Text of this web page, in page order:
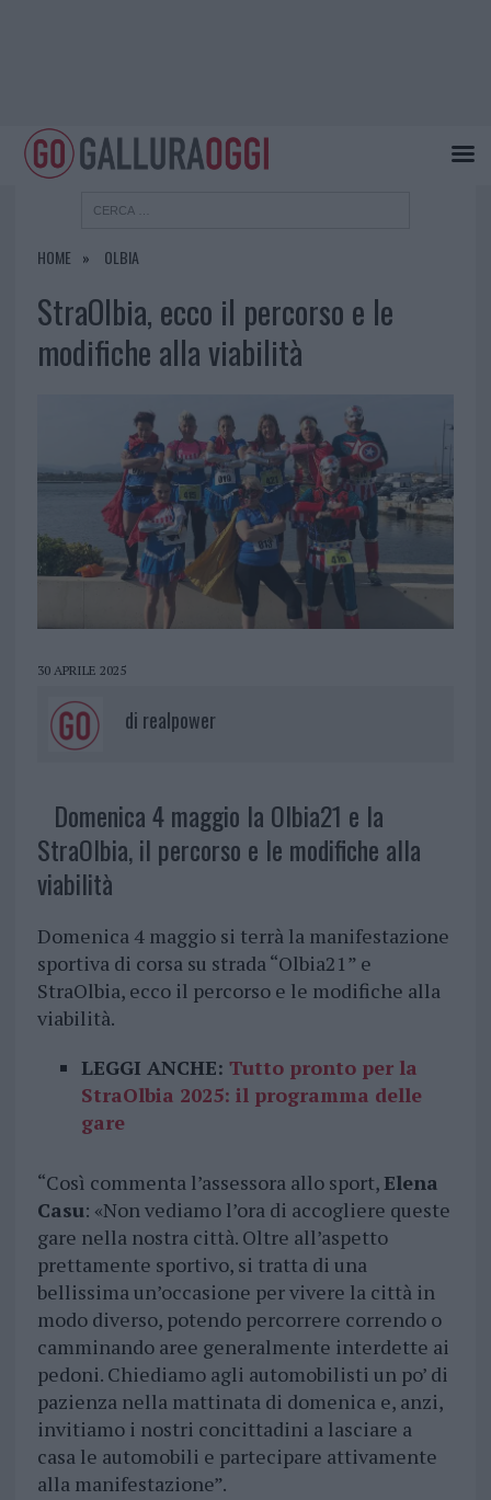
HOME OLBIA
StraOlbia, ecco il percorso e le
modifiche alla viabilità
30 APRILE 2025
di realpower
Domenica 4 maggio la Olbia21 e la
StraOlbia, il percorso e le modifiche alla
viabilità
Domenica 4 maggio si terrà la manifestazione
sportiva di corsa su strada “Olbia21” e
StraOlbia, ecco il percorso e le modifiche alla
viabilità.
LEGGI ANCHE: Tutto pronto per la
StraOlbia 2025: il programma delle
gare
“Così commenta l’assessora allo sport,Elena
Casu: «Non vediamo l’ora di accogliere queste
gare nella nostra città. Oltre all’aspetto
prettamente sportivo, si tratta di una
bellissima un’occasione per vivere la città in
modo diverso, potendo percorrere correndo o
camminando aree generalmente interdette ai
pedoni. Chiediamo agli automobilisti un po’ di
pazienza nella mattinata di domenica e, anzi,
invitiamo i nostri concittadini a lasciare a
casa le automobili e partecipare attivamente
alla manifestazione”.